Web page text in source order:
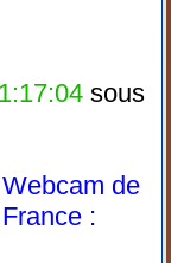
sous
Webcam de
France :